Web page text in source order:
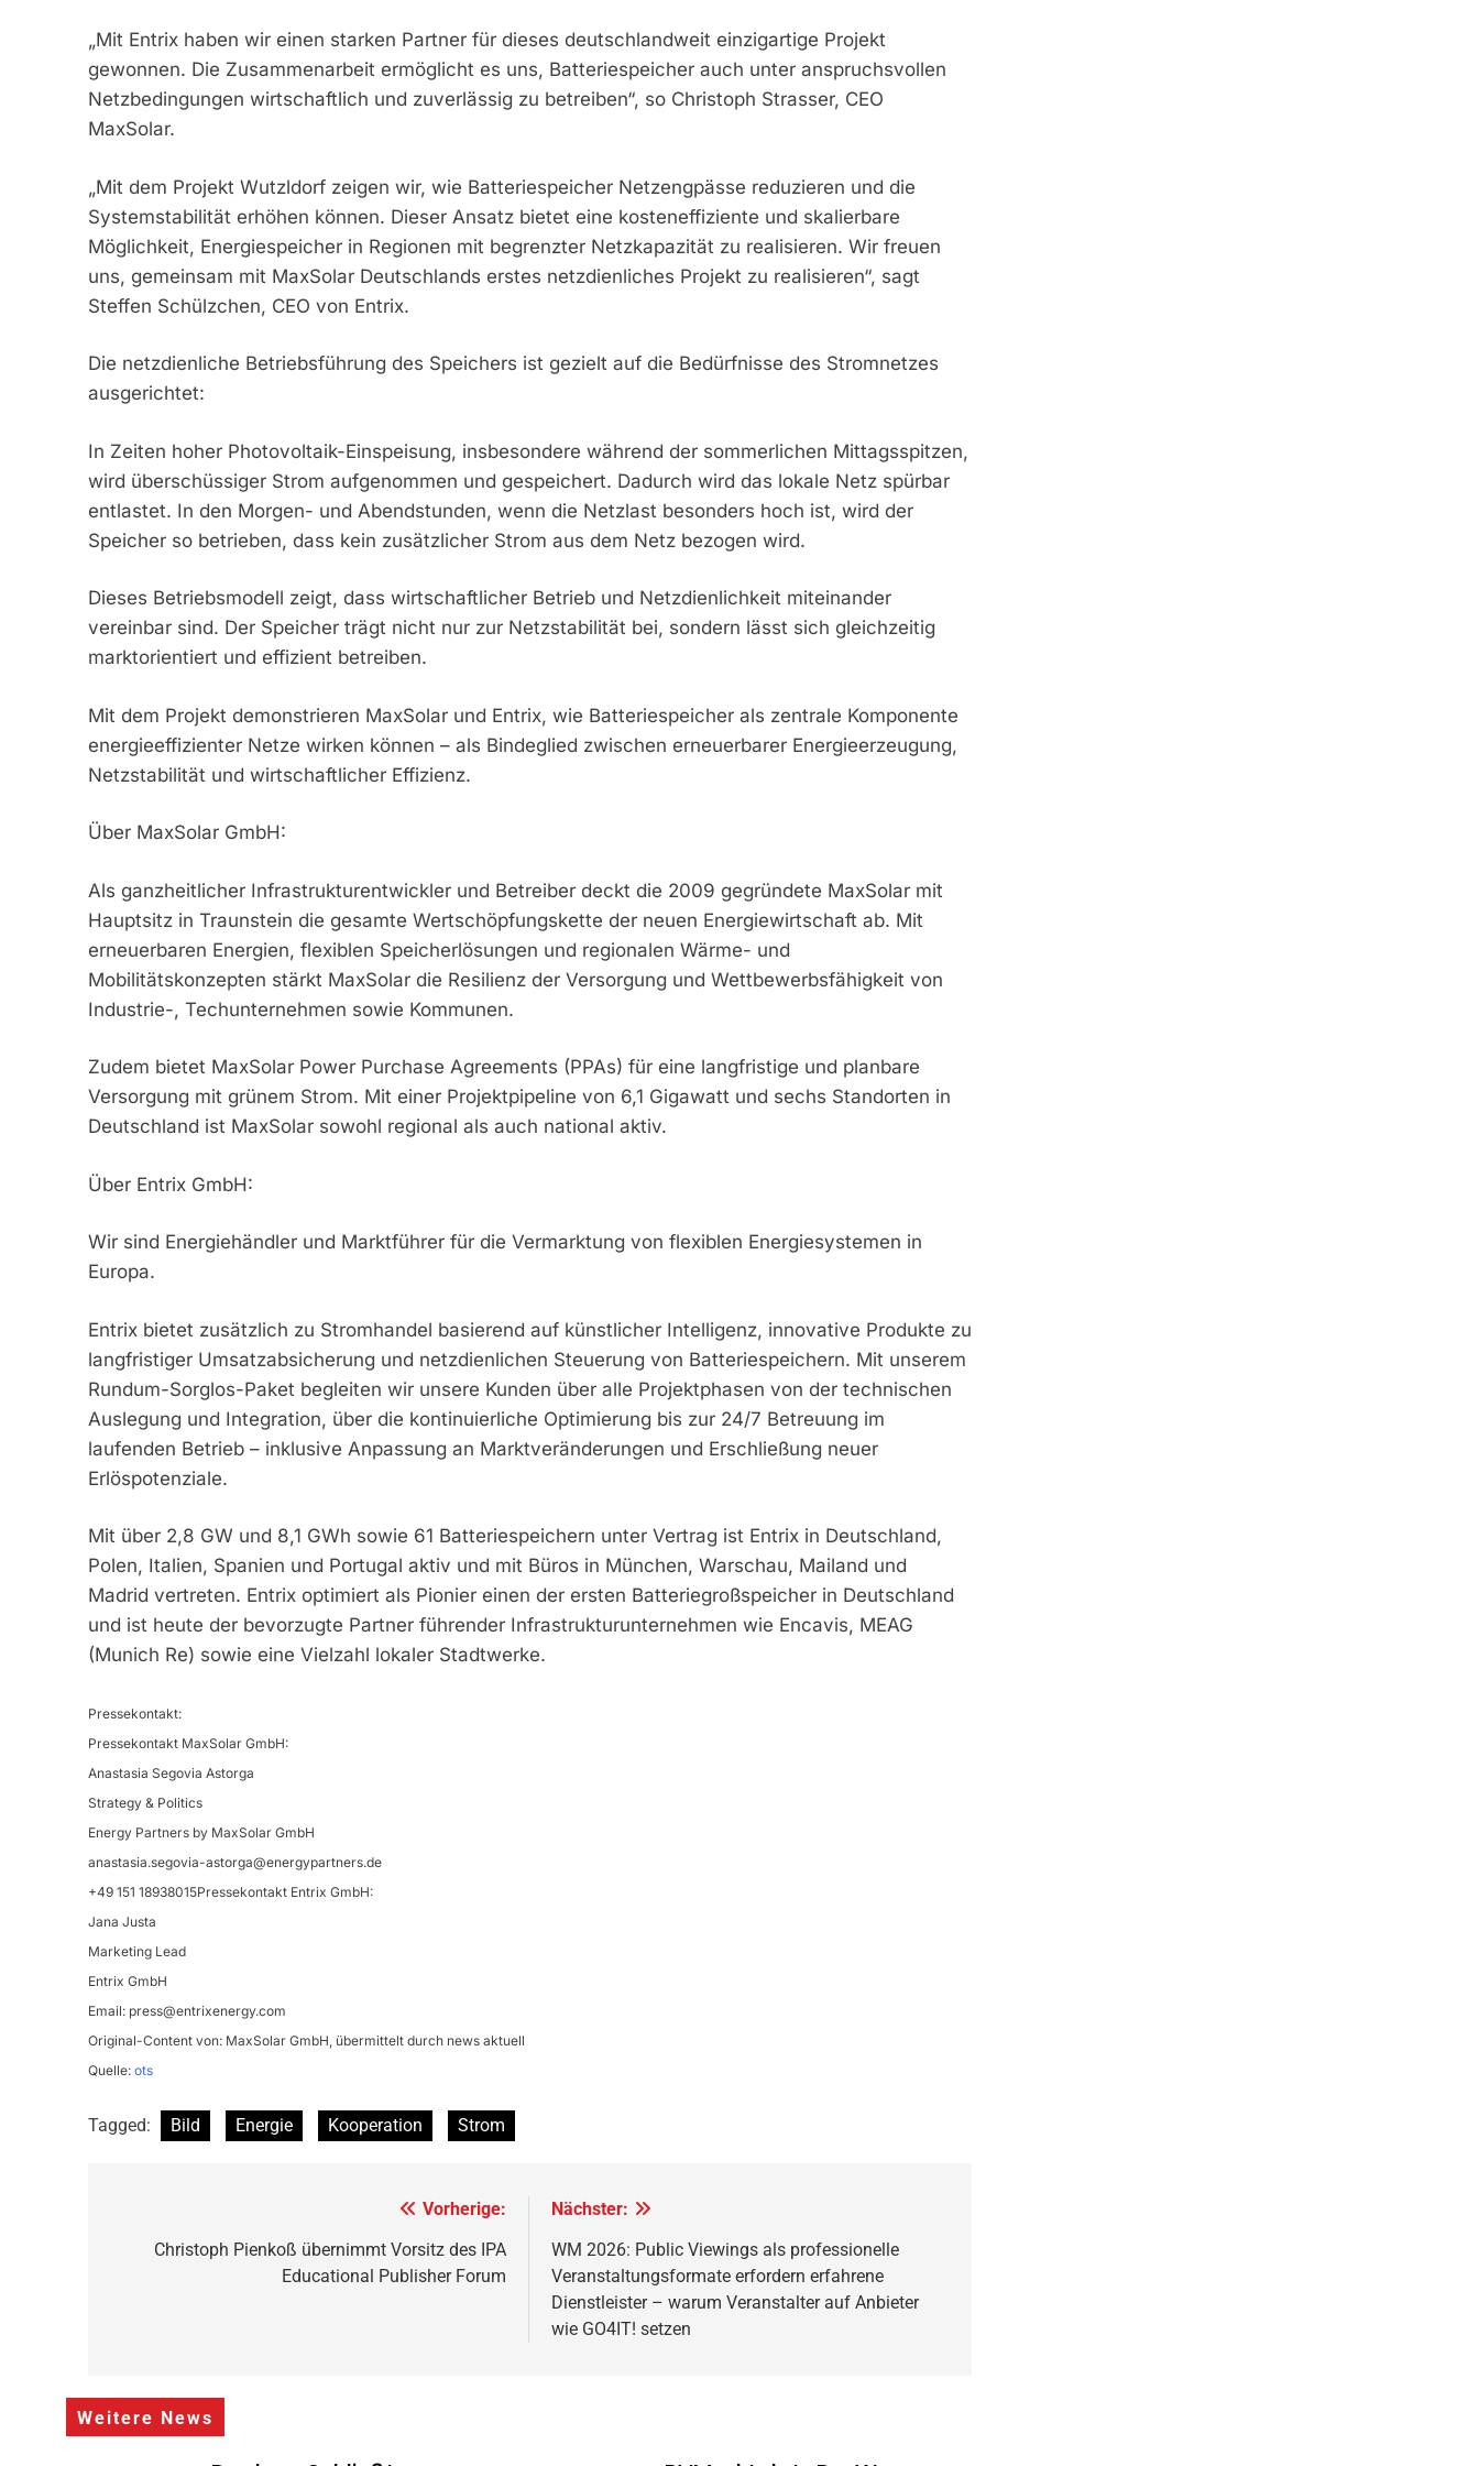
„Mit Entrix haben wir einen starken Partner für dieses deutschlandweit einzigartige Projekt
gewonnen. Die Zusammenarbeit ermöglicht es uns, Batteriespeicher auch unter anspruchsvollen
Netzbedingungen wirtschaftlich und zuverlässig zu betreiben“, so Christoph Strasser, CEO
MaxSolar.
„Mit dem Projekt Wutzldorf zeigen wir, wie Batteriespeicher Netzengpässe reduzieren und die
Systemstabilität erhöhen können. Dieser Ansatz bietet eine kosteneffiziente und skalierbare
Möglichkeit, Energiespeicher in Regionen mit begrenzter Netzkapazität zu realisieren. Wir freuen
uns, gemeinsam mit MaxSolar Deutschlands erstes netzdienliches Projekt zu realisieren“, sagt
Steffen Schülzchen, CEO von Entrix.
Die netzdienliche Betriebsführung des Speichers ist gezielt auf die Bedürfnisse des Stromnetzes
ausgerichtet:
In Zeiten hoher Photovoltaik-Einspeisung, insbesondere während der sommerlichen Mittagsspitzen,
wird überschüssiger Strom aufgenommen und gespeichert. Dadurch wird das lokale Netz spürbar
entlastet. In den Morgen- und Abendstunden, wenn die Netzlast besonders hoch ist, wird der
Speicher so betrieben, dass kein zusätzlicher Strom aus dem Netz bezogen wird.
Dieses Betriebsmodell zeigt, dass wirtschaftlicher Betrieb und Netzdienlichkeit miteinander
vereinbar sind. Der Speicher trägt nicht nur zur Netzstabilität bei, sondern lässt sich gleichzeitig
marktorientiert und effizient betreiben.
Mit dem Projekt demonstrieren MaxSolar und Entrix, wie Batteriespeicher als zentrale Komponente
energieeffizienter Netze wirken können – als Bindeglied zwischen erneuerbarer Energieerzeugung,
Netzstabilität und wirtschaftlicher Effizienz.
Über MaxSolar GmbH:
Als ganzheitlicher Infrastrukturentwickler und Betreiber deckt die 2009 gegründete MaxSolar mit
Hauptsitz in Traunstein die gesamte Wertschöpfungskette der neuen Energiewirtschaft ab. Mit
erneuerbaren Energien, flexiblen Speicherlösungen und regionalen Wärme- und
Mobilitätskonzepten stärkt MaxSolar die Resilienz der Versorgung und Wettbewerbsfähigkeit von
Industrie-, Techunternehmen sowie Kommunen.
Zudem bietet MaxSolar Power Purchase Agreements (PPAs) für eine langfristige und planbare
Versorgung mit grünem Strom. Mit einer Projektpipeline von 6,1 Gigawatt und sechs Standorten in
Deutschland ist MaxSolar sowohl regional als auch national aktiv.
Über Entrix GmbH:
Wir sind Energiehändler und Marktführer für die Vermarktung von flexiblen Energiesystemen in
Europa.
Entrix bietet zusätzlich zu Stromhandel basierend auf künstlicher Intelligenz, innovative Produkte zu
langfristiger Umsatzabsicherung und netzdienlichen Steuerung von Batteriespeichern. Mit unserem
Rundum-Sorglos-Paket begleiten wir unsere Kunden über alle Projektphasen von der technischen
Auslegung und Integration, über die kontinuierliche Optimierung bis zur 24/7 Betreuung im
laufenden Betrieb – inklusive Anpassung an Marktveränderungen und Erschließung neuer
Erlöspotenziale.
Mit über 2,8 GW und 8,1 GWh sowie 61 Batteriespeichern unter Vertrag ist Entrix in Deutschland,
Polen, Italien, Spanien und Portugal aktiv und mit Büros in München, Warschau, Mailand und
Madrid vertreten. Entrix optimiert als Pionier einen der ersten Batteriegroßspeicher in Deutschland
und ist heute der bevorzugte Partner führender Infrastrukturunternehmen wie Encavis, MEAG
(Munich Re) sowie eine Vielzahl lokaler Stadtwerke.
Pressekontakt:
Pressekontakt MaxSolar GmbH:
Anastasia Segovia Astorga
Strategy & Politics
Energy Partners by MaxSolar GmbH
anastasia.segovia-astorga@energypartners.de
+49 151 18938015Pressekontakt Entrix GmbH:
Jana Justa
Marketing Lead
Entrix GmbH
Email: press@entrixenergy.com
Original-Content von: MaxSolar GmbH, übermittelt durch news aktuell
Quelle: ots
Tagged: Bild Energie Kooperation Strom
Vorherige:
Christoph Pienkoß übernimmt Vorsitz des IPA
Educational Publisher Forum
Nächster:
WM 2026: Public Viewings als professionelle
Veranstaltungsformate erfordern erfahrene
Dienstleister – warum Veranstalter auf Anbieter
wie GO4IT! setzen
Weitere News